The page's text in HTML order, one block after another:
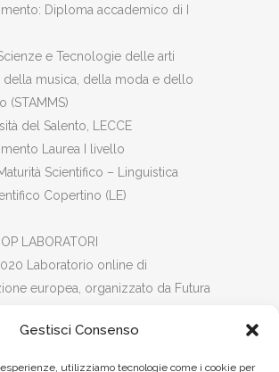
Gestisci Consenso
utilizziamo tecnologie come i cookie per
Diploma accademico di I
e Tecnologie delle arti
della musica, della moda e dello
(STAMMS)
del Salento, LECCE
Laurea I livello
Scientifico – Linguistica
Copertino (LE)
LABORATORI
Laboratorio online di
europea, organizzato da Futura
La danza movimento terapia